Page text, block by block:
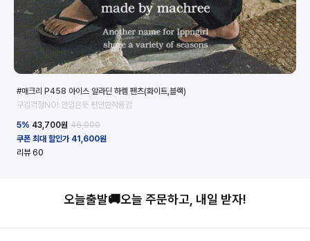
#매크리 P458 아이스 알라딘 하렘 팬츠(화이트,블랙)
구김걱정NO! 안입은듯 편안한착용감
5% 43,700원 46,000
쿠폰 최대 할인가 41,600원
리뷰 60
오늘출발🚚오늘 주문하고, 내일 받자!